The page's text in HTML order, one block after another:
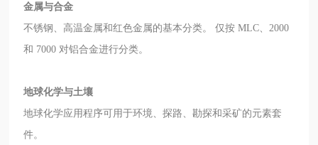
金属与合金
不锈钢、高温金属和红色金属的基本分类。 仅按 MLC、2000
和 7000 对铝合金进行分类。
地球化学与土壤
地球化学应用程序可用于环境、探路、勘探和采矿的元素套
件。